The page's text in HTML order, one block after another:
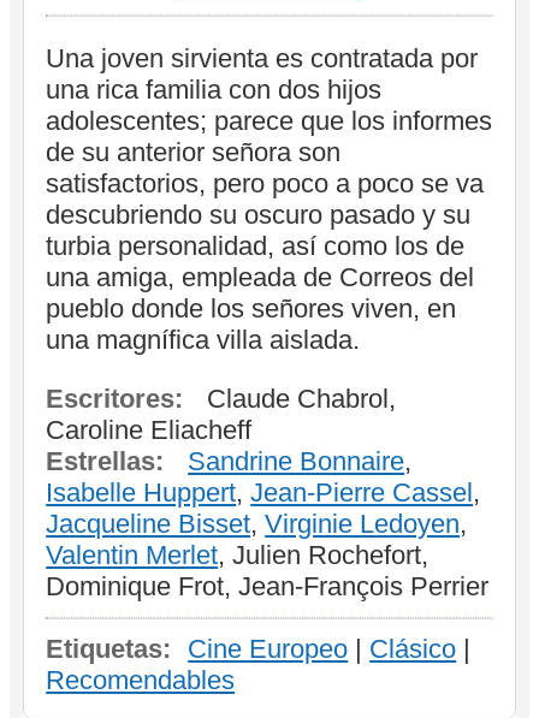
Una joven sirvienta es contratada por
una rica familia con dos hijos
adolescentes; parece que los informes
de su anterior señora son
satisfactorios, pero poco a poco se va
descubriendo su oscuro pasado y su
turbia personalidad, así como los de
una amiga, empleada de Correos del
pueblo donde los señores viven, en
una magnífica villa aislada.
Escritores:
Claude Chabrol,
Caroline Eliacheff
Estrellas:
Sandrine Bonnaire,
Isabelle Huppert,Jean-Pierre Cassel,
Jacqueline Bisset,Virginie Ledoyen,
Valentin Merlet, Julien Rochefort,
Dominique Frot, Jean-François Perrier
Etiquetas: Cine Europeo | Clásico |
Recomendables